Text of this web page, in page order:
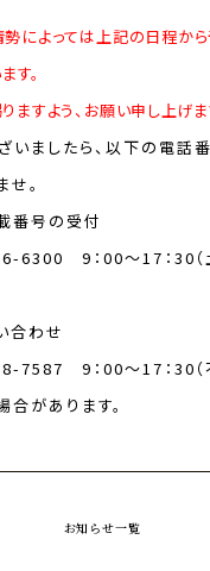
によっては上記の日程か
す。
すよう、お願い申し上げま
いましたら、以下の電話
。
番号の受付
6300 9：00～17：30（
合わせ
7587 9：00～17：30
合があります。
お知らせ一覧